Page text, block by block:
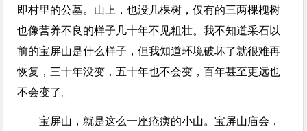
即村里的公墓。山上，也没几棵树，仅有的三两棵槐树
也像营养不良的样子几十年不见粗壮。我不知道采石以
前的宝屏山是什么样子，但我知道环境破坏了就很难再
恢复，三十年没变，五十年也不会变，百年甚至更远也
不会变了。
宝屏山，就是这么一座疮痍的小山。宝屏山庙会，